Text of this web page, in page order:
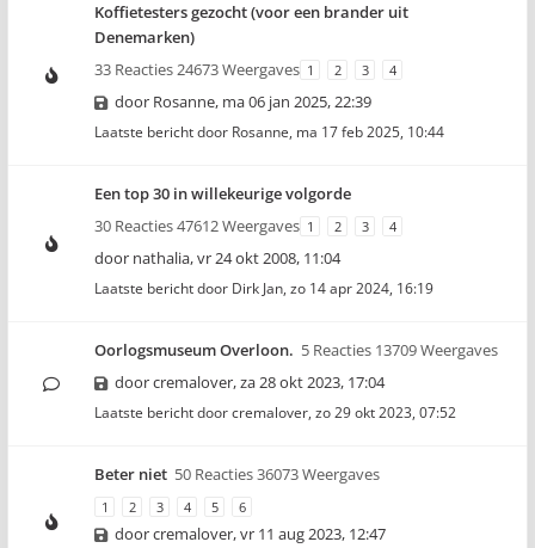
Koffietesters gezocht (voor een brander uit
Denemarken)
33 Reacties 24673 Weergaves 1 2 3 4
door Rosanne, ma 06 jan 2025, 22:39
Laatste bericht door Rosanne, ma 17 feb 2025, 10:44
Een top 30 in willekeurige volgorde
30 Reacties 47612 Weergaves 1 2 3 4
door nathalia,vr 24 okt 2008, 11:04
Laatste bericht door Dirk Jan, zo 14 apr 2024, 16:19
Oorlogsmuseum Overloon. 5 Reacties 13709 Weergaves
doorcremalover,za 28 okt 2023, 17:04
Laatste bericht doorcremalover, zo 29 okt 2023, 07:52
Beter niet 50 Reacties 36073 Weergaves
1 2 3 4 5 6
doorcremalover,vr 11 aug 2023, 12:47